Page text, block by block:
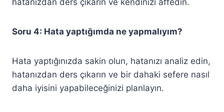
hatanızdan ders çıkarın ve kendinizi affedin.
Soru 4: Hata yaptığımda ne yapmalıyım?
Hata yaptığınızda sakin olun, hatanızı analiz edin,
hatanızdan ders çıkarın ve bir dahaki sefere nasıl
daha iyisini yapabileceğinizi planlayın.